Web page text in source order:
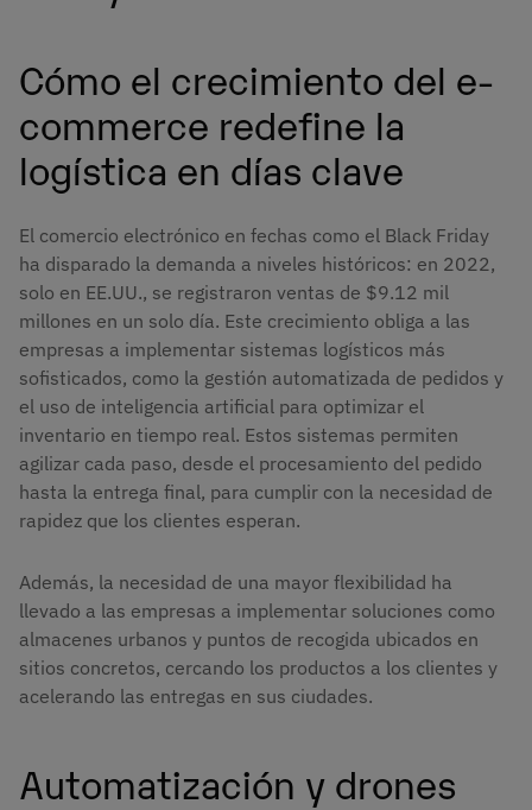
Cómo el crecimiento del e-
commerce redefine la
logística en días clave
El comercio electrónico en fechas como el Black Friday
ha disparado la demanda a niveles históricos: en 2022,
solo en EE.UU., se registraron ventas de $9.12 mil
millones en un solo día. Este crecimiento obliga a las
empresas a implementar sistemas logísticos más
sofisticados, como la gestión automatizada de pedidos y
el uso de inteligencia artificial para optimizar el
inventario en tiempo real. Estos sistemas permiten
agilizar cada paso, desde el procesamiento del pedido
hasta la entrega final, para cumplir con la necesidad de
rapidez que los clientes esperan.
Además, la necesidad de una mayor flexibilidad ha
llevado a las empresas a implementar soluciones como
almacenes urbanos y puntos de recogida ubicados en
sitios concretos, cercando los productos a los clientes y
acelerando las entregas en sus ciudades.
Automatización y drones